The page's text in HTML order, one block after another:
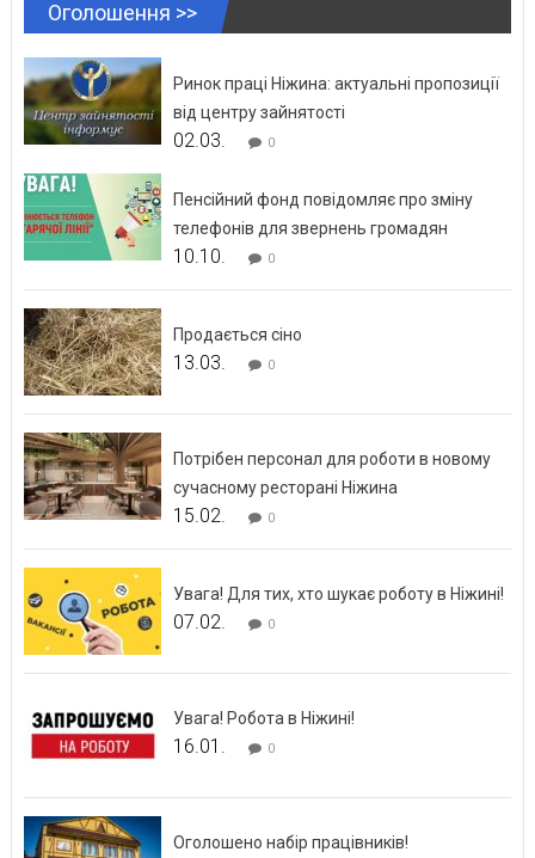
Оголошення >>
Ринок праці Ніжина: актуальні пропозиції
від центру зайнятості
02.03. 0
Пенсійний фонд повідомляє про зміну
телефонів для звернень громадян
10.10. 0
Продається сіно
13.03. 0
Потрібен персонал для роботи в новому
сучасному ресторані Ніжина
15.02. 0
Увага! Для тих, хто шукає роботу в Ніжині!
07.02. 0
Увага! Робота в Ніжині!
16.01. 0
Оголошено набір працівників!